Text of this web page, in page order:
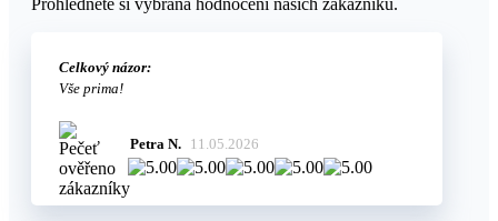
Prohlédněte si vybraná hodnocení našich zákazníků.
Celkový názor:
Vše prima!
Petra N. 11.05.2026